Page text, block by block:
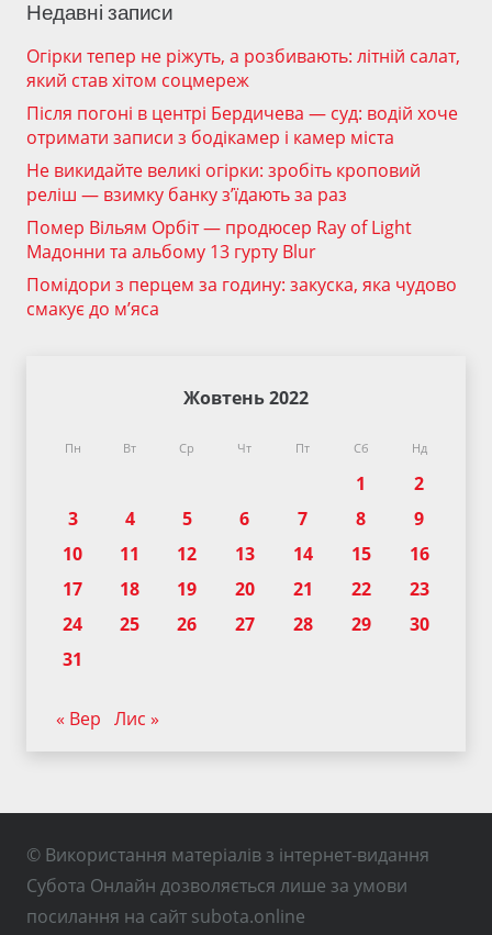
Недавні записи
Огірки тепер не ріжуть, а розбивають: літній салат,
який став хітом соцмереж
Після погоні в центрі Бердичева — суд: водій хоче
отримати записи з бодікамер і камер міста
Не викидайте великі огірки: зробіть кроповий
реліш — взимку банку з’їдають за раз
Помер Вільям Орбіт — продюсер Ray of Light
Мадонни та альбому 13 гурту Blur
Помідори з перцем за годину: закуска, яка чудово
смакує до м’яса
Жовтень 2022
Пн Вт Ср Чт Пт Сб Нд
1
2
3
4 5 6 7 8
9
10
11 12 13 14 15
16
17
18 19 20 21 22
23
24
25 26 27 28 29
30
31
« Вер Лис »
© Використання матеріалів з інтернет-видання
Субота Онлайн дозволяється лише за умови
посилання на сайт subota.online